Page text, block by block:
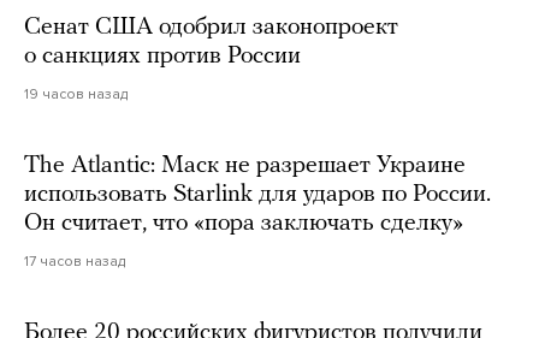
Сенат США одобрил законопроект
о санкциях против России
19 часов назад
The Atlantic: Маск не разрешает Украине
использовать Starlink для ударов по России.
Он считает, что «пора заключать сделку»
17 часов назад
Более 20 российских фигуристов получили